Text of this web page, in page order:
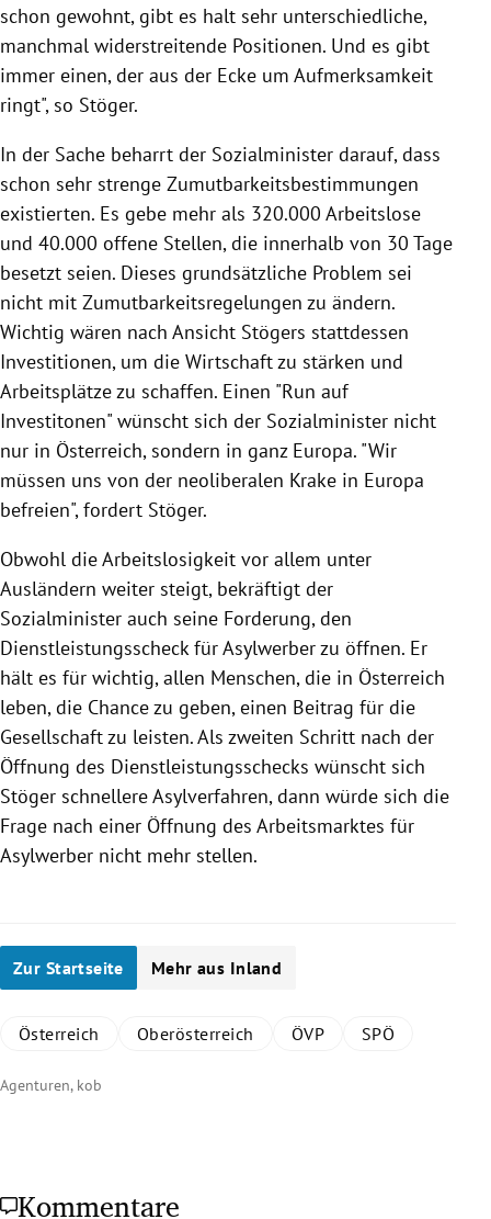
schon gewohnt, gibt es halt sehr unterschiedliche,
manchmal widerstreitende Positionen. Und es gibt
immer einen, der aus der Ecke um Aufmerksamkeit
ringt", so Stöger.
In der Sache beharrt der Sozialminister darauf, dass
schon sehr strenge Zumutbarkeitsbestimmungen
existierten. Es gebe mehr als 320.000 Arbeitslose
und 40.000 offene Stellen, die innerhalb von 30 Tage
besetzt seien. Dieses grundsätzliche Problem sei
nicht mit Zumutbarkeitsregelungen zu ändern.
Wichtig wären nach Ansicht Stögers stattdessen
Investitionen, um die Wirtschaft zu stärken und
Arbeitsplätze zu schaffen. Einen "Run auf
Investitonen" wünscht sich der Sozialminister nicht
nur in Österreich, sondern in ganz Europa. "Wir
müssen uns von der neoliberalen Krake in Europa
befreien", fordert Stöger.
Obwohl die Arbeitslosigkeit vor allem unter
Ausländern weiter steigt, bekräftigt der
Sozialminister auch seine Forderung, den
Dienstleistungsscheck für Asylwerber zu öffnen. Er
hält es für wichtig, allen Menschen, die in Österreich
leben, die Chance zu geben, einen Beitrag für die
Gesellschaft zu leisten. Als zweiten Schritt nach der
Öffnung des Dienstleistungsschecks wünscht sich
Stöger schnellere Asylverfahren, dann würde sich die
Frage nach einer Öffnung des Arbeitsmarktes für
Asylwerber nicht mehr stellen.
Zur Startseite Mehr aus Inland
Österreich Oberösterreich ÖVP SPÖ
Agenturen, kob
Kommentare